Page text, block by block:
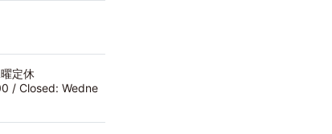
定休
/ Closed: Wedne